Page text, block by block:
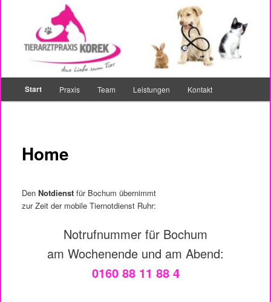
springenTierarztpraxis Korek
Ihr Tierarzt in Bochum Riemke
Hauptmenü
Start Praxis Team Leistungen Kontakt
Home
Den Notdienstfür Bochum übernimmt
zur Zeit der mobile Tiernotdienst Ruhr:
Notrufnummer für Bochum
am Wochenende und am Abend:
0160 88 11 88 4